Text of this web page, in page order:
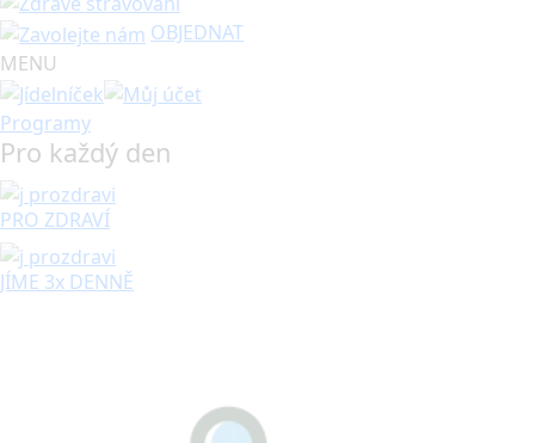
OBJEDNAT
MENU
Programy
Pro každý den
PRO ZDRAVÍ
JÍME 3x DENNĚ